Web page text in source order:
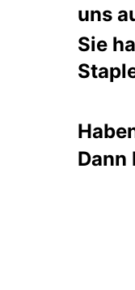
uns
Sie
Dann